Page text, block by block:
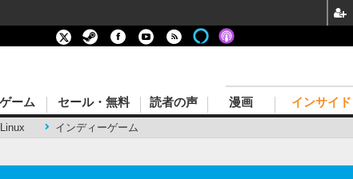
Linux インディーゲーム
ーム セール・無料 読者の声 漫画 インサイド